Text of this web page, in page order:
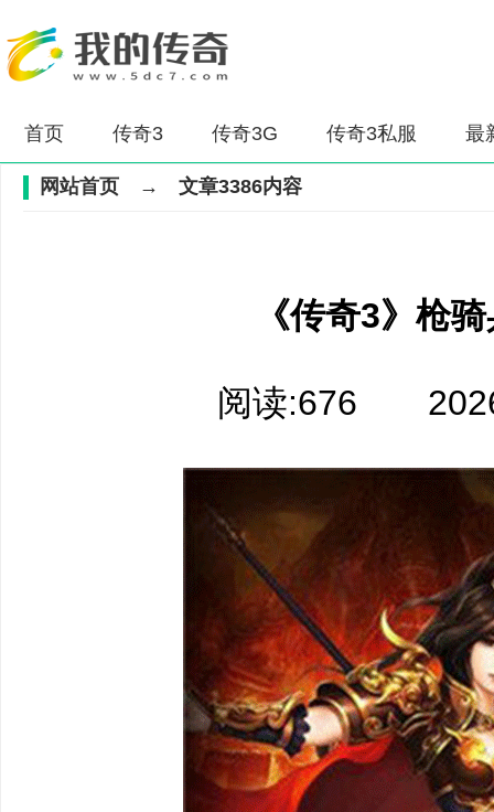
首页 传奇3 传奇3G 传奇3私服 最
网站首页 → 文章3386内容
《传奇3》枪
阅读:676